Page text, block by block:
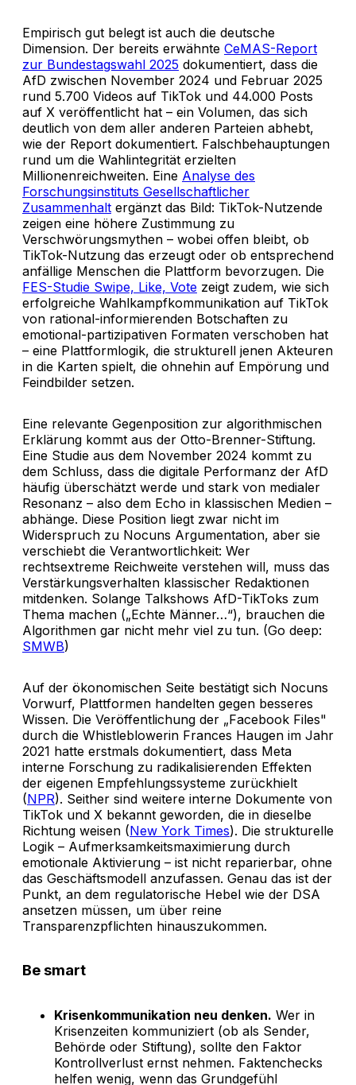
Empirisch gut belegt ist auch die deutsche
Dimension. Der bereits erwähnte CeMAS-Report
zur Bundestagswahl 2025 dokumentiert, dass die
AfD zwischen November 2024 und Februar 2025
rund 5.700 Videos auf TikTok und 44.000 Posts
auf X veröffentlicht hat – ein Volumen, das sich
deutlich von dem aller anderen Parteien abhebt,
wie der Report dokumentiert. Falschbehauptungen
rund um die Wahlintegrität erzielten
Millionenreichweiten. Eine Analyse des
Forschungsinstituts Gesellschaftlicher
Zusammenhalt ergänzt das Bild: TikTok-Nutzende
zeigen eine höhere Zustimmung zu
Verschwörungsmythen – wobei offen bleibt, ob
TikTok-Nutzung das erzeugt oder ob entsprechend
anfällige Menschen die Plattform bevorzugen. Die
FES-Studie Swipe, Like, Vote zeigt zudem, wie sich
erfolgreiche Wahlkampfkommunikation auf TikTok
von rational-informierenden Botschaften zu
emotional-partizipativen Formaten verschoben hat
– eine Plattformlogik, die strukturell jenen Akteuren
in die Karten spielt, die ohnehin auf Empörung und
Feindbilder setzen.
Eine relevante Gegenposition zur algorithmischen
Erklärung kommt aus der Otto-Brenner-Stiftung.
Eine Studie aus dem November 2024 kommt zu
dem Schluss, dass die digitale Performanz der AfD
häufig überschätzt werde und stark von medialer
Resonanz – also dem Echo in klassischen Medien –
abhänge. Diese Position liegt zwar nicht im
Widerspruch zu Nocuns Argumentation, aber sie
verschiebt die Verantwortlichkeit: Wer
rechtsextreme Reichweite verstehen will, muss das
Verstärkungsverhalten klassischer Redaktionen
mitdenken. Solange Talkshows AfD-TikToks zum
Thema machen („Echte Männer…“), brauchen die
Algorithmen gar nicht mehr viel zu tun. (Go deep:
SMWB)
Auf der ökonomischen Seite bestätigt sich Nocuns
Vorwurf, Plattformen handelten gegen besseres
Wissen. Die Veröffentlichung der „Facebook Files"
durch die Whistleblowerin Frances Haugen im Jahr
2021 hatte erstmals dokumentiert, dass Meta
interne Forschung zu radikalisierenden Effekten
der eigenen Empfehlungssysteme zurückhielt
(NPR). Seither sind weitere interne Dokumente von
TikTok und X bekannt geworden, die in dieselbe
Richtung weisen (New York Times). Die strukturelle
Logik – Aufmerksamkeitsmaximierung durch
emotionale Aktivierung – ist nicht reparierbar, ohne
das Geschäftsmodell anzufassen. Genau das ist der
Punkt, an dem regulatorische Hebel wie der DSA
ansetzen müssen, um über reine
Transparenzpflichten hinauszukommen.
Be smart
Krisenkommunikation neu denken. Wer in
Krisenzeiten kommuniziert (ob als Sender,
Behörde oder Stiftung), sollte den Faktor
Kontrollverlust ernst nehmen. Faktenchecks
helfen wenig, wenn das Grundgefühl